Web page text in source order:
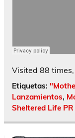
Visited 88
Etiquetas:
Lanzamientos,
Sheltered Life PR